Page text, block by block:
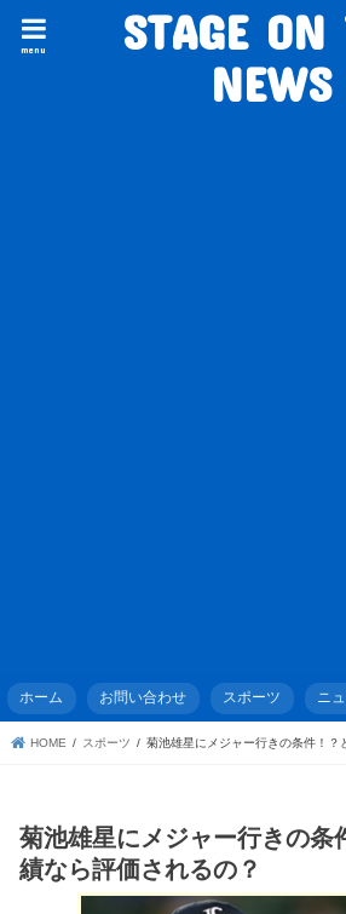
STAGE ON
NEWS
menu
ホーム お問い合わせ スポーツ ニ
HOME スポーツ 菊池雄星にメジャー行きの条件！？
菊池雄星にメジャー行きの条
績なら評価されるの？